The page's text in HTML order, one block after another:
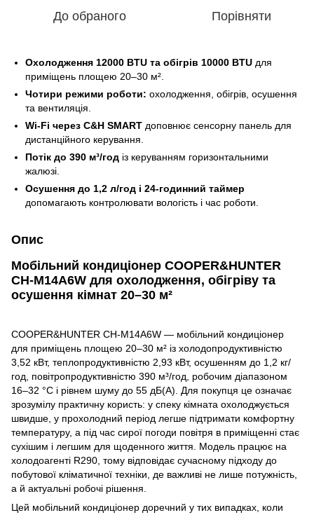
До обраного Порівняти
Охолодження 12000 BTU та обігрів 10000 BTU для
приміщень площею 20–30 м².
Чотири режими роботи: охолодження, обігрів, осушення
та вентиляція.
Wi‑Fi через C&H SMART доповнює сенсорну панель для
дистанційного керування.
Потік до 390 м³/год із керуванням горизонтальними
жалюзі.
Осушення до 1,2 л/год і 24-годинний таймер
допомагають контролювати вологість і час роботи.
Опис
Мобільний кондиціонер COOPER&HUNTER
CH-M14A6W для охолодження, обігріву та
осушення кімнат 20–30 м²
COOPER&HUNTER CH-M14A6W — мобільний кондиціонер
для приміщень площею 20–30 м² із холодопродуктивністю
3,52 кВт, теплопродуктивністю 2,93 кВт, осушенням до 1,2 кг/
год, повітропродуктивністю 390 м³/год, робочим діапазоном
16–32 °C і рівнем шуму до 55 дБ(A). Для покупця це означає
зрозумілу практичну користь: у спеку кімната охолоджується
швидше, у прохолодний період легше підтримати комфортну
температуру, а під час сирої погоди повітря в приміщенні стає
сухішим і легшим для щоденного життя. Модель працює на
холодоагенті R290, тому відповідає сучасному підходу до
побутової кліматичної техніки, де важливі не лише потужність,
а й актуальні робочі рішення.
Цей мобільний кондиціонер доречний у тих випадках, коли